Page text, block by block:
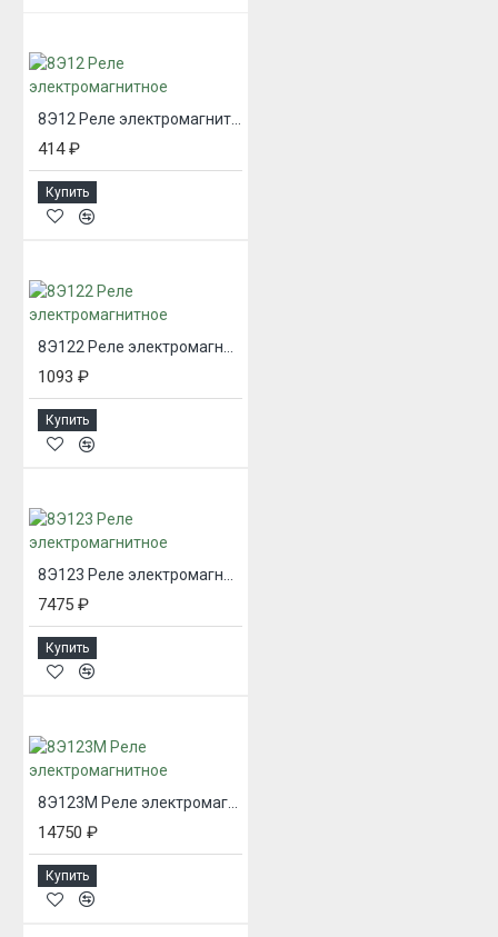
8Э12 Реле электромагнитное
414 ₽
Купить
8Э122 Реле электромагнитное
1093 ₽
Купить
7475 ₽
Купить
14750 ₽
Купить